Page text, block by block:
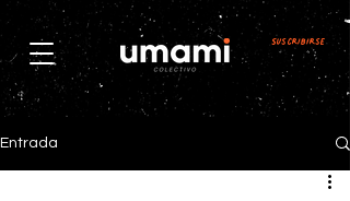
Suscribirse
Entrada